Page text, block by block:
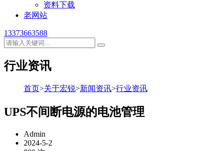
资料下载
老网站
13373663588
行业资讯
首页>关于宏锐>新闻资讯>行业资讯
UPS不间断电源的电池管理
Admin
2024-5-2